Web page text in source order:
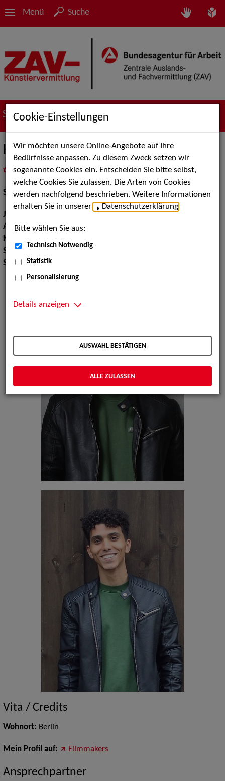
Menü Suche
Suche nach Künstler*innen
Karim Nassar
als PDF speichern
inMeine Merklistelegen
Schauspiel:Film und TV
Jahrgang:
Augenfarbe:braun
Körpergröße:
Sport:
Billard, Tischtennis
Sprachen:Deutsch, Arabisch, Englisch
Vita / Credits
Wohnort: Berlin
Mein Profil auf: Filmmakers
Ansprechpartner
Cookie-Einstellungen
Wir möchten unsere Online-Angebote auf Ihre
Bedürfnisse anpassen. Zu diesem Zweck setzen wir
sogenannte Cookies ein. Entscheiden Sie bitte selbst,
welche Cookies Sie zulassen. Die Arten von Cookies
werden nachfolgend beschrieben. Weitere Informationen
erhalten Sie in unserer
Datenschutzerklärung
Bitte wählen Sie aus:
Technisch Notwendig
Statistik
Personalisierung
Details anzeigen
AUSWAHL BESTÄTIGEN
ALLE ZULASSEN